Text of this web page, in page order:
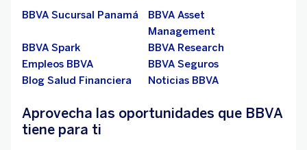
BBVA Sucursal Panamá
BBVA Asset
Management
BBVA Spark
BBVA Research
Empleos BBVA
BBVA Seguros
Blog Salud Financiera
Noticias BBVA
Aprovecha las oportunidades que BBVA
tiene para ti